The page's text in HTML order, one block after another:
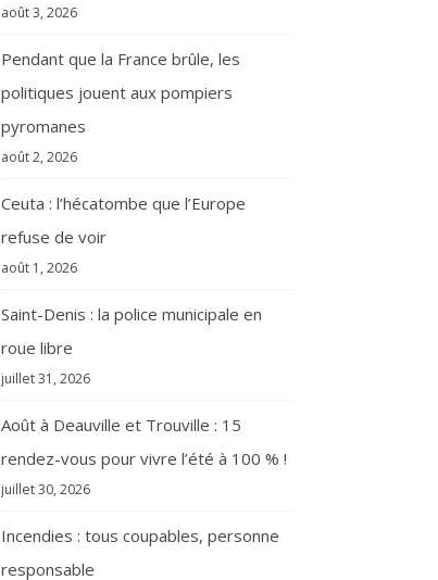
août 3, 2026
Pendant que la France brûle, les
politiques jouent aux pompiers
pyromanes
août 2, 2026
Ceuta : l’hécatombe que l’Europe
refuse de voir
août 1, 2026
Saint-Denis : la police municipale en
roue libre
juillet 31, 2026
Août à Deauville et Trouville : 15
rendez-vous pour vivre l’été à 100 % !
juillet 30, 2026
Incendies : tous coupables, personne
responsable